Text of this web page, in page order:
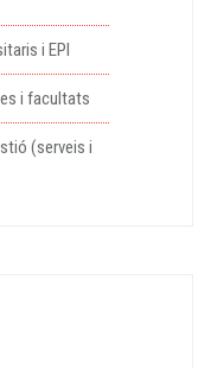
i EPI
i facultats
(serveis i